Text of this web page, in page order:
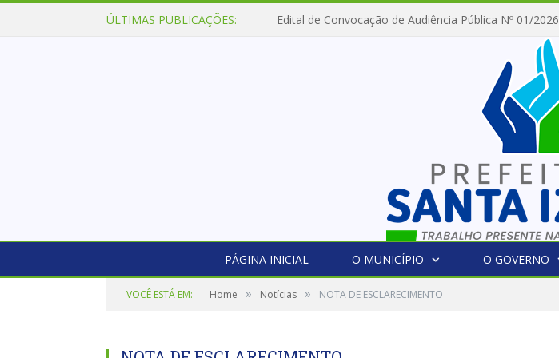
ÚLTIMAS PUBLICAÇÕES: Edital de Convocação de Audiência Pública Nº 01/2026
PÁGINA INICIAL O MUNICÍPIO O GOVERNO
VOCÊ ESTÁ EM: Home » Notícias » NOTA DE ESCLARECIMENTO